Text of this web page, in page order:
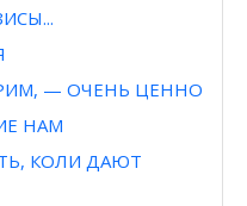
— ОЧЕНЬ ЦЕННО
НАМ
КОЛИ ДАЮТ